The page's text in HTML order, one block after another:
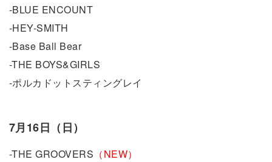
-BLUE ENCOUNT
-HEY-SMITH
-Base Ball Bear
-THE BOYS&GIRLS
-ポルカドットスティングレイ
7月16日（日）
-THE GROOVERS （NEW）